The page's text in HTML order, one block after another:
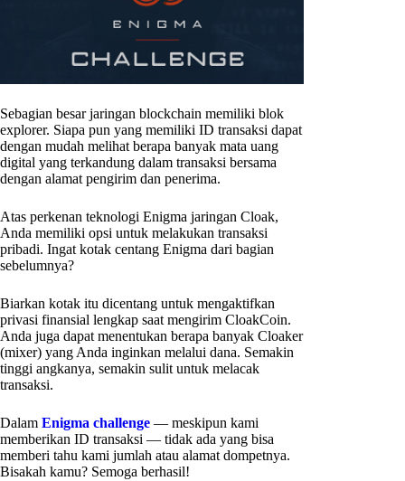
Sebagian besar jaringan blockchain memiliki blok
explorer. Siapa pun yang memiliki ID transaksi dapat
dengan mudah melihat berapa banyak mata uang
digital yang terkandung dalam transaksi bersama
dengan alamat pengirim dan penerima.
Atas perkenan teknologi Enigma jaringan Cloak,
Anda memiliki opsi untuk melakukan transaksi
pribadi. Ingat kotak centang Enigma dari bagian
sebelumnya?
Biarkan kotak itu dicentang untuk mengaktifkan
privasi finansial lengkap saat mengirim CloakCoin.
Anda juga dapat menentukan berapa banyak Cloaker
(mixer) yang Anda inginkan melalui dana. Semakin
tinggi angkanya, semakin sulit untuk melacak
transaksi.
Dalam Enigma challenge — meskipun kami
memberikan ID transaksi — tidak ada yang bisa
memberi tahu kami jumlah atau alamat dompetnya.
Bisakah kamu? Semoga berhasil!